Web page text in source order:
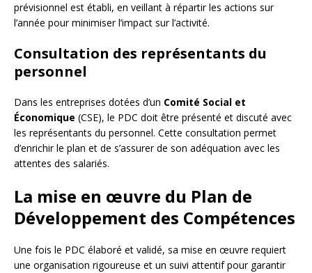
prévisionnel est établi, en veillant à répartir les actions sur
l’année pour minimiser l’impact sur l’activité.
Consultation des représentants du
personnel
Dans les entreprises dotées d’un Comité Social et
Économique (CSE), le PDC doit être présenté et discuté avec
les représentants du personnel. Cette consultation permet
d’enrichir le plan et de s’assurer de son adéquation avec les
attentes des salariés.
La mise en œuvre du Plan de
Développement des Compétences
Une fois le PDC élaboré et validé, sa mise en œuvre requiert
une organisation rigoureuse et un suivi attentif pour garantir